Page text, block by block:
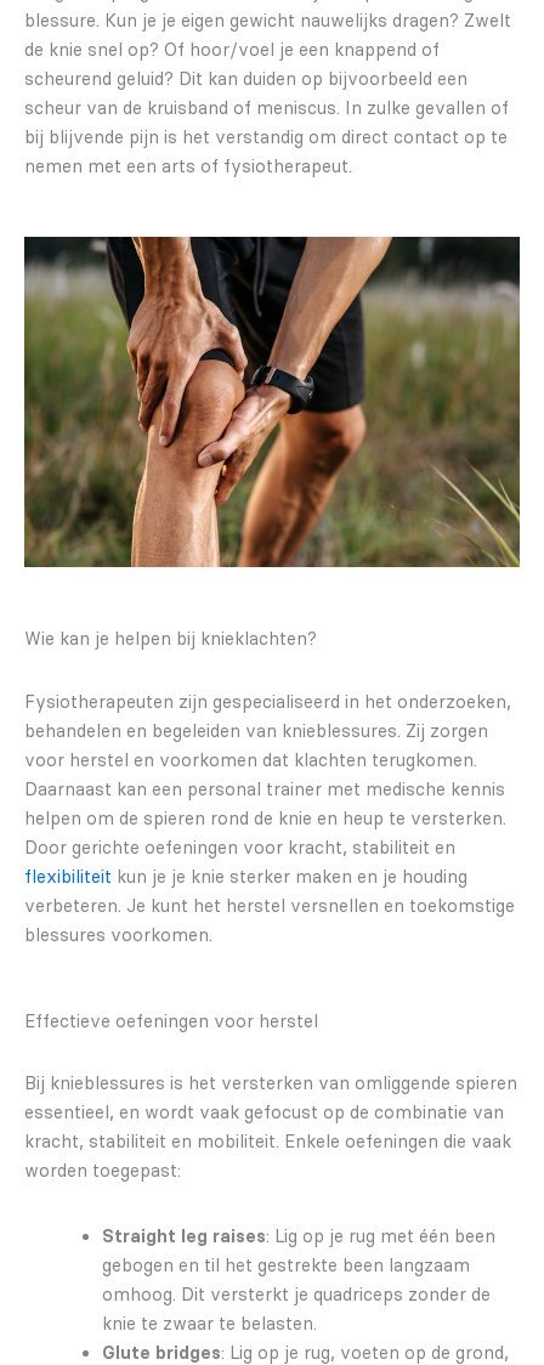
blessure. Kun je je eigen gewicht nauwelijks dragen? Zwelt
de knie snel op? Of hoor/voel je een knappend of
scheurend geluid? Dit kan duiden op bijvoorbeeld een
scheur van de kruisband of meniscus. In zulke gevallen of
bij blijvende pijn is het verstandig om direct contact op te
nemen met een arts of fysiotherapeut.
Wie kan je helpen bij knieklachten?
Fysiotherapeuten zijn gespecialiseerd in het onderzoeken,
behandelen en begeleiden van knieblessures. Zij zorgen
voor herstel en voorkomen dat klachten terugkomen.
Daarnaast kan een personal trainer met medische kennis
helpen om de spieren rond de knie en heup te versterken.
Door gerichte oefeningen voor kracht, stabiliteit en
flexibiliteit kun je je knie sterker maken en je houding
verbeteren. Je kunt het herstel versnellen en toekomstige
blessures voorkomen.
Effectieve oefeningen voor herstel
Bij knieblessures is het versterken van omliggende spieren
essentieel, en wordt vaak gefocust op de combinatie van
kracht, stabiliteit en mobiliteit. Enkele oefeningen die vaak
worden toegepast:
Straight leg raises: Lig op je rug met één been
gebogen en til het gestrekte been langzaam
omhoog. Dit versterkt je quadriceps zonder de
knie te zwaar te belasten.
Glute bridges: Lig op je rug, voeten op de grond,